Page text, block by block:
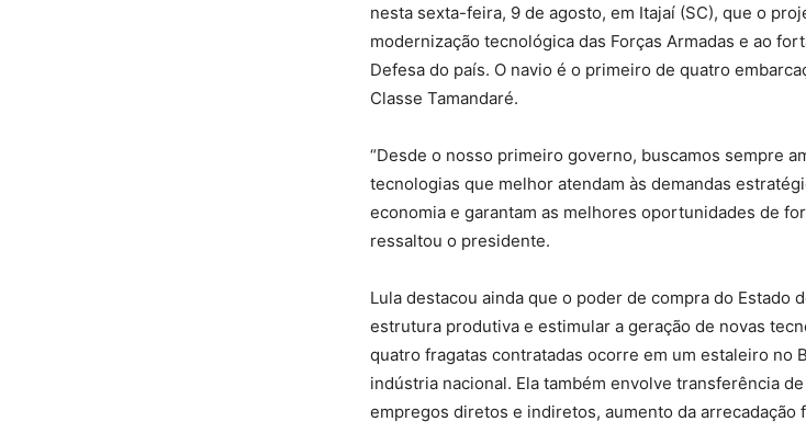
nesta sexta-feira, 9 de agosto, em Itajaí (SC), que o
modernização tecnológica das Forças Armadas e ao
Defesa do país. O navio é o primeiro de quatro
Classe Tamandaré.
“Desde o nosso primeiro governo, buscamos sempre
tecnologias que melhor atendam às demandas
economia e garantam as melhores oportunidades de
ressaltou o presidente.
Lula destacou ainda que o poder de compra do Estado
estrutura produtiva e estimular a geração de novas
quatro fragatas contratadas ocorre em um estaleiro no
indústria nacional. Ela também envolve transferência
empregos diretos e indiretos, aumento da